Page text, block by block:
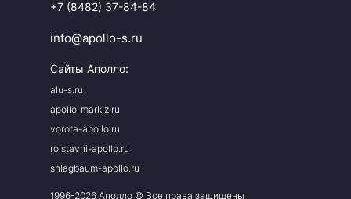
+7 (8482) 37-84-84
info@apollo-s.ru
Сайты Аполло:
alu-s.ru
apollo-markiz.ru
vorota-apollo.ru
rolstavni-apollo.ru
shlagbaum-apollo.ru
1996-2026 Аполло © Все права защищены